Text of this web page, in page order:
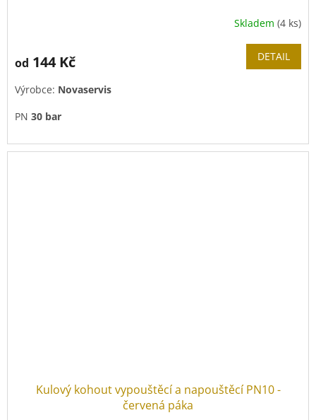
Skladem (4 ks)
od 144 Kč DETAIL
Výrobce: Novaservis
PN 30 bar
Kulový kohout vypouštěcí a napouštěcí PN10 -
červená páka